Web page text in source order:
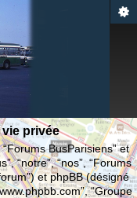
privée
BusParisiens” et
“notre”, “nos”, “Forums
et phpBB (désigné
“Groupe